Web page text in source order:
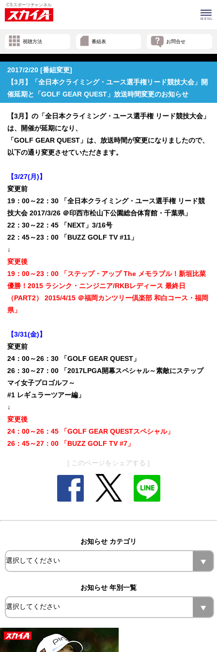
視聴方法 番組表 お問合せ
2017/2/20 [番組変更]
【3月】「全日本クライミング・ユース選手権リード競技大会」開
催延期と「GOLF GEAR QUEST」放送時間変更のお知らせ
【3月】の「全日本クライミング・ユース選手権 リード競技大会」
は、開催が延期になり、
「GOLF GEAR QUEST」は、放送時間が変更になりましたので、
以下の通り変更させていただきます。
【3/27(月)】
変更前
19：00～22：30 「全日本クライミング・ユース選手権 リード競
技大会 2017/3/26 ＠印西市松山下公園総合体育館・千葉県」
22：30～22：45 「NEXT」3/16号
22：45～23：00 「BUZZ GOLF TV #11」
↓
変更後
19：00～23：00 「ステップ・アップ The メモラブル！新垣比菜
優勝！2015 ラシンク・ニンジニア/RKBレディース 最終日
（PART2） 2015/4/15 ＠福岡カンツリー倶楽部 和白コース・福岡
県」
【3/31(金)】
変更前
24：00～26：30 「GOLF GEAR QUEST」
26：30～27：00 「2017LPGA開幕スペシャル～素敵にステップ
マイ女子プロゴルフ～
#1 レギュラーツアー編」
↓
変更後
24：00～26：45 「GOLF GEAR QUESTスペシャル」
26：45～27：00 「BUZZ GOLF TV #7」
[ このページをシェアする ]
お知らせ カテゴリ
お知らせ 年別一覧